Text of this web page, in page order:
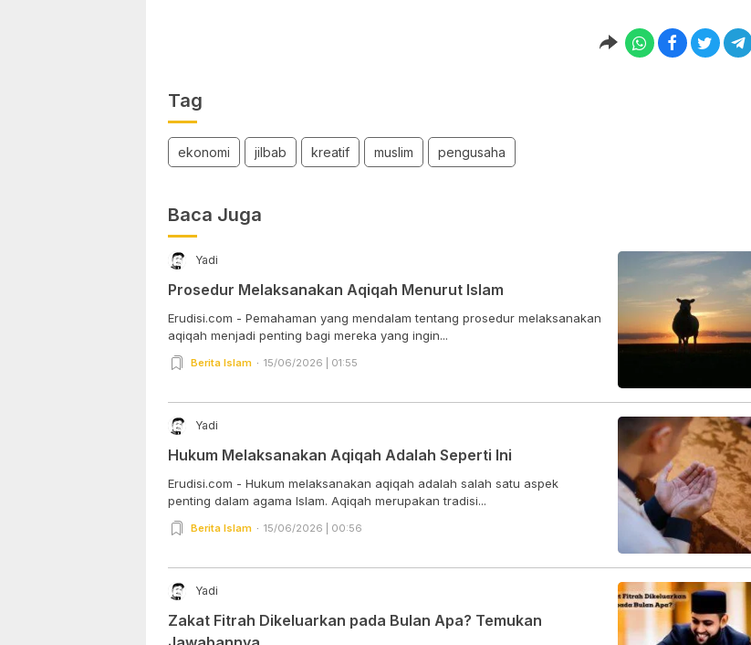
Tag
ekonomi jilbab kreatif muslim pengusaha
Baca Juga
Yadi
Prosedur Melaksanakan Aqiqah Menurut Islam
Erudisi.com - Pemahaman yang mendalam tentang prosedur melaksanakan
aqiqah menjadi penting bagi mereka yang ingin...
Berita Islam 15/06/2026 | 01:55
Yadi
Hukum Melaksanakan Aqiqah Adalah Seperti Ini
Erudisi.com - Hukum melaksanakan aqiqah adalah salah satu aspek
penting dalam agama Islam. Aqiqah merupakan tradisi...
Berita Islam 15/06/2026 | 00:56
Yadi
Zakat Fitrah Dikeluarkan pada Bulan Apa? Temukan